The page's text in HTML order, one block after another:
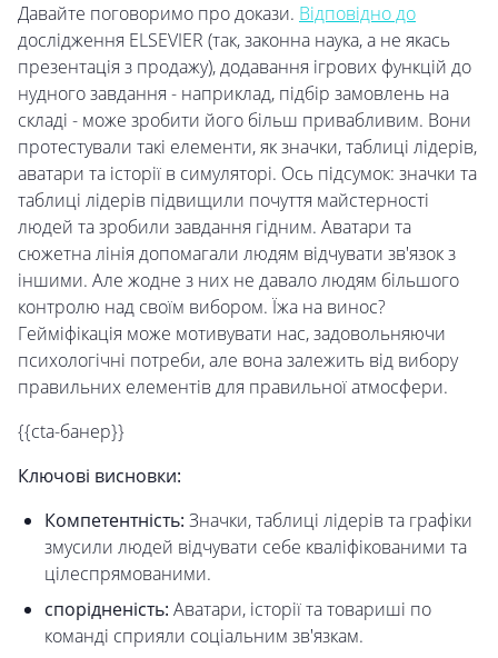
Давайте поговоримо про докази. Відповідно до
дослідження ELSEVIER (так, законна наука, а не якась
презентація з продажу), додавання ігрових функцій до
нудного завдання - наприклад, підбір замовлень на
складі - може зробити його більш привабливим. Вони
протестували такі елементи, як значки, таблиці лідерів,
аватари та історії в симуляторі. Ось підсумок: значки та
таблиці лідерів підвищили почуття майстерності
людей та зробили завдання гідним. Аватари та
сюжетна лінія допомагали людям відчувати зв'язок з
іншими. Але жодне з них не давало людям більшого
контролю над своїм вибором. Їжа на винос?
Гейміфікація може мотивувати нас, задовольняючи
психологічні потреби, але вона залежить від вибору
правильних елементів для правильної атмосфери.
{{cta-банер}}
Ключові висновки:
Компетентність: Значки, таблиці лідерів та графіки
змусили людей відчувати себе кваліфікованими та
цілеспрямованими.
спорідненість: Аватари, історії та товариші по
команді сприяли соціальним зв'язкам.